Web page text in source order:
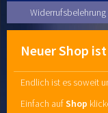
Widerrufsbelehrung
Neuer Shop
Endlich ist es soweit
Einfach aufShop